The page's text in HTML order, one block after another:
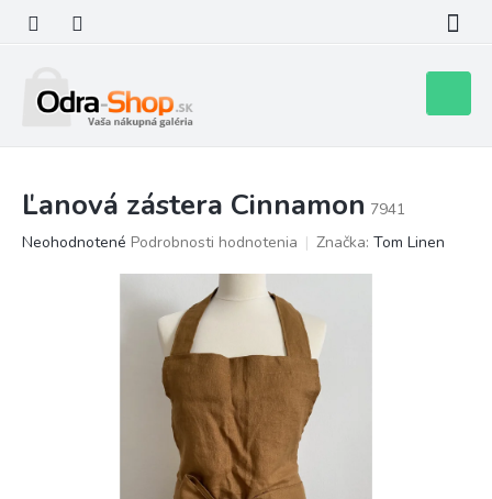
obsah
košík
Ľanová zástera Cinnamon 7941
Priemerné
Neohodnotené Podrobnosti hodnotenia Značka: Tom Linen